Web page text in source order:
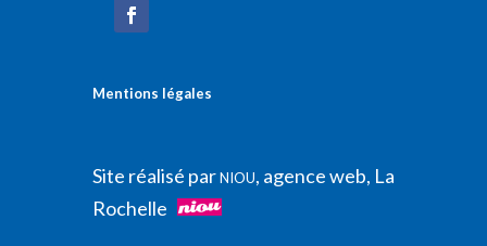
Mentions légales
Site réalisé parNIOU, agence web, La
Rochelle